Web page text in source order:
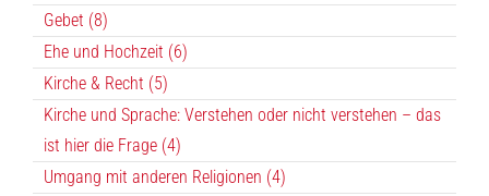
Gebet (8)
Ehe und Hochzeit (6)
Kirche & Recht (5)
Kirche und Sprache: Verstehen oder nicht verstehen – das
ist hier die Frage (4)
Umgang mit anderen Religionen (4)